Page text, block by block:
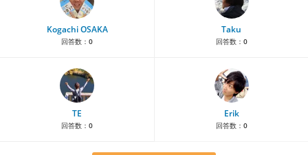
Kogachi OSAKA
回答数： 0
Taku
回答数： 0
TE
回答数： 0
Erik
回答数： 0